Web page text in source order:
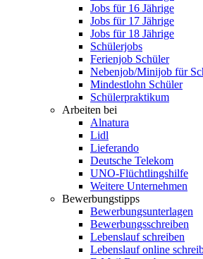
Jobs für 16 Jährige
Jobs für 17 Jährige
Jobs für 18 Jährige
Schülerjobs
Ferienjob Schüler
Nebenjob/Minijob für
Mindestlohn Schüler
Schülerpraktikum
Arbeiten bei
Alnatura
Lidl
Lieferando
Deutsche Telekom
UNO-Flüchtlingshilfe
Weitere Unternehmen
Bewerbungstipps
Bewerbungsunterlagen
Bewerbungsschreiben
Lebenslauf schreiben
Lebenslauf online